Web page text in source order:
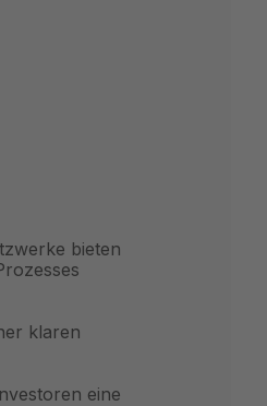
bieten
klaren
eine